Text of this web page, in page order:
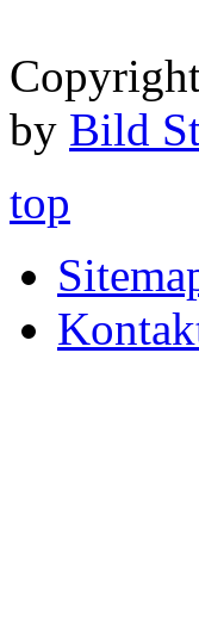
by Bild
top